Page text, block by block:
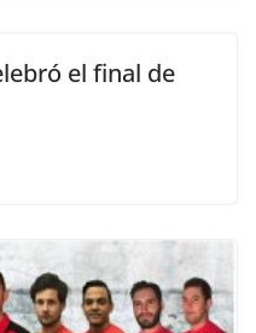
el final de